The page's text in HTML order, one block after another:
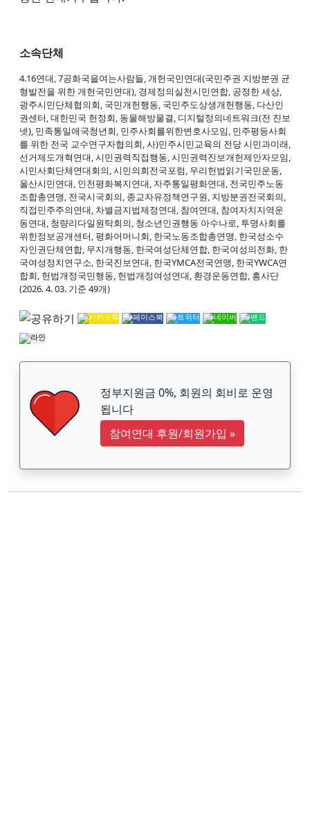
소속단체
4.16연대, 7공화국을여는사람들, 개헌국민연대(국민주권 지방분권 균
형발전을 위한 개헌국민연대), 경제정의실천시민연합, 공정한 세상,
광주시민단체협의회, 국민개헌행동, 국민주도상생개헌행동, 다산인
권센터, 대한민국 헌정회, 동물해방물결, 디지털정의네트워크(전 진보
넷), 민족통일애국청년회, 민주사회를위한변호사모임, 민주평등사회
를 위한 전국 교수연구자협의회, 사)민주시민교육의 전당 시민과미래,
선거제도개혁연대, 시민권력직접행동, 시민권력진보개헌제안자모임,
시민사회단체연대회의, 시민의회전국포럼, 우리헌법읽기국민운동,
울산시민연대, 인천평화복지연대, 자주통일평화연대, 전국민주노동
조합총연맹, 전국시국회의, 종교자유정책연구원, 지방분권전국회의,
직접민주주의연대, 차별금지법제정연대, 참여연대, 참여자치지역운
동연대, 청량리다일원탁회의, 청소년인권행동 아수나로, 투명사회를
위한정보공개센터, 평화어머니회, 한국노동조합총연맹, 한국성소수
자인권단체연합, 무지개행동, 한국여성단체연합, 한국여성의전화, 한
국여성정치연구소, 한국진보연대, 한국YMCA전국연맹, 한국YWCA연
합회, 헌법개정국민행동, 헌법개정여성연대, 환경운동연합, 흥사단
(2026. 4. 03. 기준 49개)
정부지원금 0%, 회원의 회비로 운영
됩니다
참여연대 후원/회원가입 »